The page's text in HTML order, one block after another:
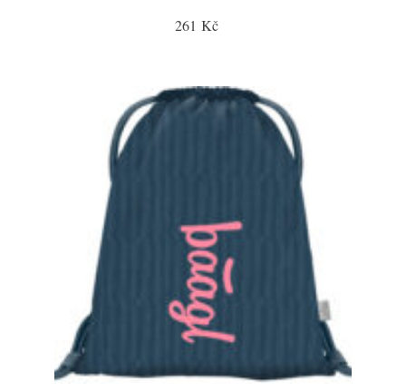
261 Kč